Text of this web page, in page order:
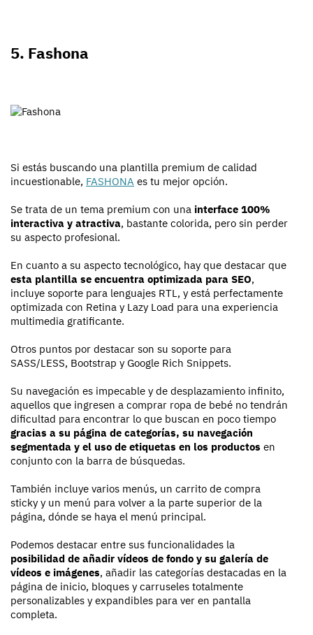
5. Fashona
Si estás buscando una plantilla premium de calidad
incuestionable, FASHONA es tu mejor opción.
Se trata de un tema premium con una interface 100%
interactiva y atractiva, bastante colorida, pero sin perder
su aspecto profesional.
En cuanto a su aspecto tecnológico, hay que destacar que
esta plantilla se encuentra optimizada para SEO,
incluye soporte para lenguajes RTL, y está perfectamente
optimizada con Retina y Lazy Load para una experiencia
multimedia gratificante.
Otros puntos por destacar son su soporte para
SASS/LESS, Bootstrap y Google Rich Snippets.
Su navegación es impecable y de desplazamiento infinito,
aquellos que ingresen a comprar ropa de bebé no tendrán
dificultad para encontrar lo que buscan en poco tiempo
gracias a su página de categorías, su navegación
segmentada y el uso de etiquetas en los productos en
conjunto con la barra de búsquedas.
También incluye varios menús, un carrito de compra
sticky y un menú para volver a la parte superior de la
página, dónde se haya el menú principal.
Podemos destacar entre sus funcionalidades la
posibilidad de añadir vídeos de fondo y su galería de
vídeos e imágenes, añadir las categorías destacadas en la
página de inicio, bloques y carruseles totalmente
personalizables y expandibles para ver en pantalla
completa.